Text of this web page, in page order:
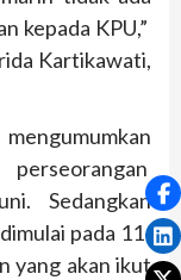
kepada KPU,”
Kartikawati,
Sedangkan
pada 11-
yang akan ikut